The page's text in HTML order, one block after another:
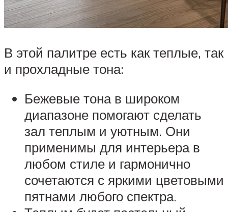
В этой палитре есть как теплые, так
и прохладные тона:
Бежевые тона в широком
диапазоне помогают сделать
зал теплым и уютным. Они
применимы для интерьера в
любом стиле и гармонично
сочетаются с яркими цветовыми
пятнами любого спектра.